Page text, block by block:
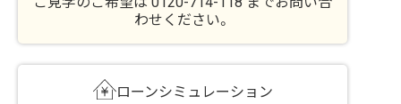
わせください。
ローンシミュレーション